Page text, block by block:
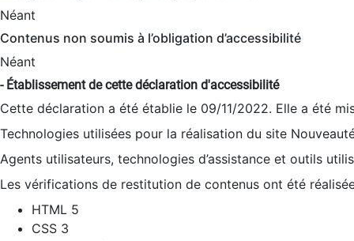
Néant
Contenus non soumis à l’obligation d’accessibilité
Néant
- Établissement de cette déclaration d'accessibilité
Cette déclaration a été établie le 09/11/2022. Elle a été
Technologies utilisées pour la réalisation du site
Agents utilisateurs, technologies d’assistance et outils
Les vérifications de restitution de contenus ont été
HTML 5
CSS 3